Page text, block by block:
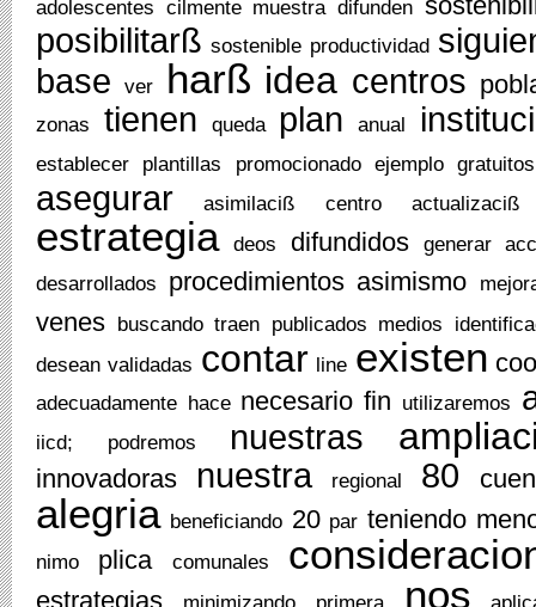
adolescentes cilmente muestra difunden
posibilitarß sostenible productividad
base
ver harß idea centros
zonas tienen queda plan anual
establecer plantillas promocionado ejemplo gratuitos
asegurar asimilaciß centro actualizaciß
estrategia deos difundidos generar
desarrollados procedimientos asimismo
venes buscando traen publicados medios
desean validadas contar line existen
adecuadamente hace necesario fin utilizaremos
iicd; podremos nuestras
innovadoras nuestra regional 80
alegria beneficiando 20 par teniendo
nimo plica comunales
estrategias minimizando primera nos